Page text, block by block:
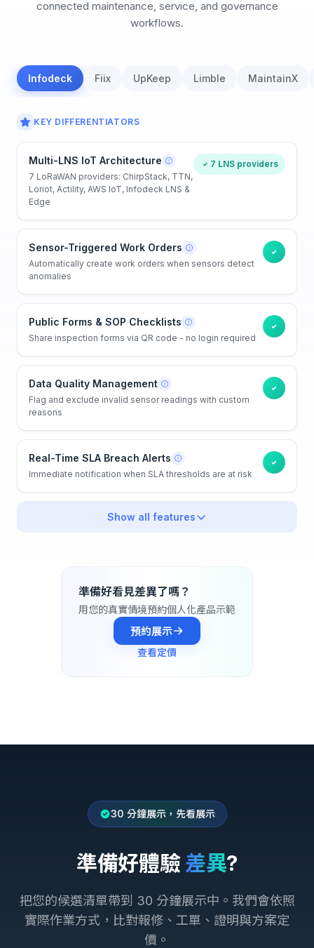
connected maintenance, service, and governance
workflows.
Infodeck Fiix UpKeep Limble MaintainX
KEY DIFFERENTIATORS
Multi-LNS IoT Architecture
7 LoRaWAN providers: ChirpStack, TTN,
Loriot, Actility, AWS IoT, Infodeck LNS &
Edge
7 LNS providers
Sensor-Triggered Work Orders
Automatically create work orders when sensors detect
anomalies
Public Forms & SOP Checklists
Share inspection forms via QR code - no login required
Data Quality Management
Flag and exclude invalid sensor readings with custom
reasons
Real-Time SLA Breach Alerts
Immediate notification when SLA thresholds are at risk
Show all features
準備好看見差異了嗎？
用您的真實情境預約個人化產品示範
預約展示
查看定價
30 分鐘展示，先看展示
準備好體驗差異?
把您的候選清單帶到 30 分鐘展示中。我們會依照
實際作業方式，比對報修、工單、證明與方案定
價。